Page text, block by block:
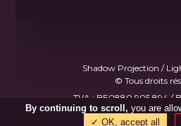
Shadow Projection /
© Tous droits
TVA : BE0880.905.894 /
Made with♥by
By continuing to scroll, you are
✓ OK, accept all